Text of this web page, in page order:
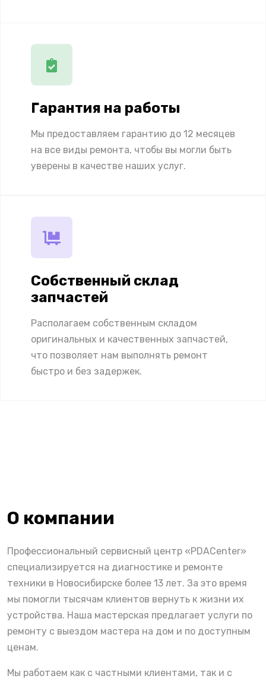
Гарантия на работы
Мы предоставляем гарантию до 12 месяцев
на все виды ремонта, чтобы вы могли быть
уверены в качестве наших услуг.
Собственный склад
запчастей
Располагаем собственным складом
оригинальных и качественных запчастей,
что позволяет нам выполнять ремонт
быстро и без задержек.
О компании
Профессиональный сервисный центр «PDACenter»
специализируется на диагностике и ремонте
техники в Новосибирске более 13 лет. За это время
мы помогли тысячам клиентов вернуть к жизни их
устройства. Наша мастерская предлагает услуги по
ремонту с выездом мастера на дом и по доступным
ценам.
Мы работаем как с частными клиентами, так и с